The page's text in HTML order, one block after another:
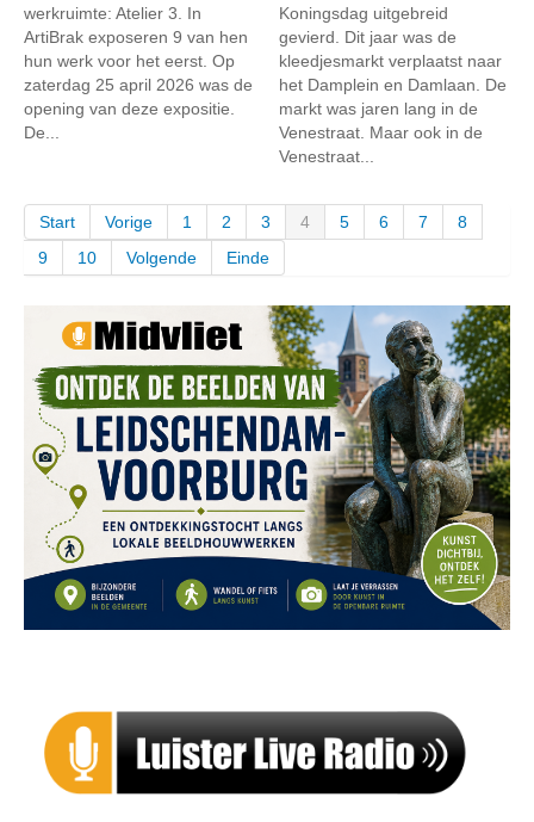
werkruimte: Atelier 3. In
ArtiBrak exposeren 9 van hen
hun werk voor het eerst. Op
zaterdag 25 april 2026 was de
opening van deze expositie.
De...
Koningsdag uitgebreid
gevierd. Dit jaar was de
kleedjesmarkt verplaatst naar
het Damplein en Damlaan. De
markt was jaren lang in de
Venestraat. Maar ook in de
Venestraat...
Start Vorige 1 2 3 4 5 6 7
8
9
10 Volgende Einde